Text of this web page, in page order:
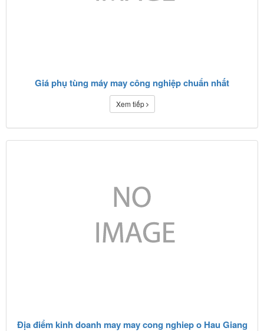
Giá phụ tùng máy may công nghiệp chuẩn nhất
Xem tiếp
Địa điểm kinh doanh may may cong nghiep o Hau Giang